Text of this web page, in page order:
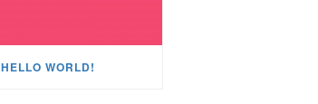
HELLO WORLD!